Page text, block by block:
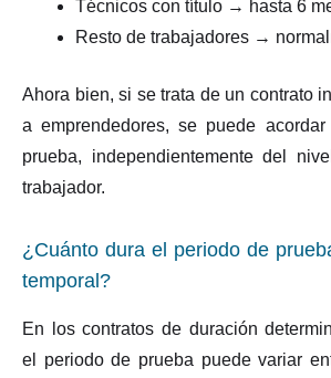
Técnicos con título → hasta 6
Resto de trabajadores →
Ahora bien, si se trata de un contrato
a emprendedores, se puede
prueba, independientemente del
trabajador.
¿Cuánto dura el periodo de
temporal?
En los contratos de duración
el periodo de prueba puede variar